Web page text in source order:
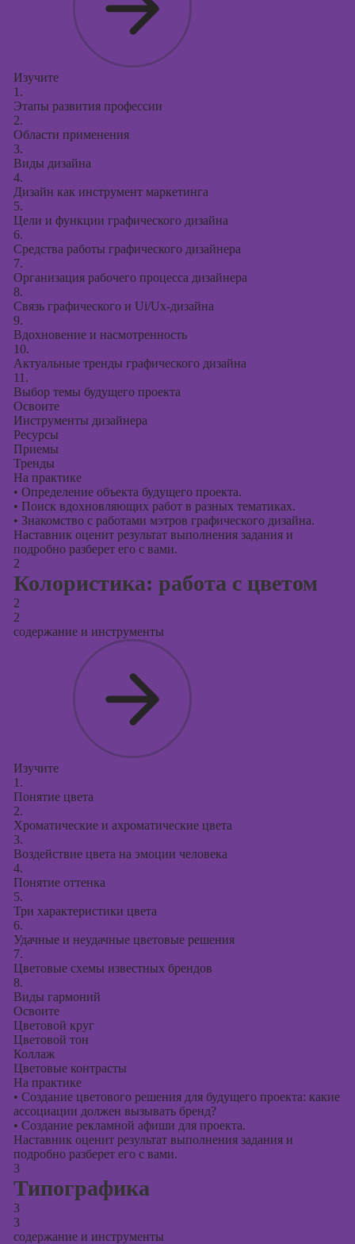
Изучите
1.
Этапы развития профессии
2.
Области применения
3.
Виды дизайна
4.
Дизайн как инструмент маркетинга
5.
Цели и функции графического дизайна
6.
Средства работы графического дизайнера
7.
Организация рабочего процесса дизайнера
8.
Связь графического и Ui/Ux-дизайна
9.
Вдохновение и насмотренность
10.
Актуальные тренды графического дизайна
11.
Выбор темы будущего проекта
Освоите
Инструменты дизайнера
Ресурсы
Приемы
Тренды
На практике
• Определение объекта будущего проекта.
• Поиск вдохновляющих работ в разных тематиках.
• Знакомство с работами мэтров графического дизайна.
Наставник оценит результат выполнения задания и
подробно разберет его с вами.
2
Колористика: работа с цветом
2
2
содержание и инструменты
Изучите
1.
Понятие цвета
2.
Хроматические и ахроматические цвета
3.
Воздействие цвета на эмоции человека
4.
Понятие оттенка
5.
Три характеристики цвета
6.
Удачные и неудачные цветовые решения
7.
Цветовые схемы известных брендов
8.
Виды гармоний
Освоите
Цветовой круг
Цветовой тон
Коллаж
Цветовые контрасты
На практике
• Создание цветового решения для будущего проекта: какие
ассоциации должен вызывать бренд?
• Создание рекламной афиши для проекта.
Наставник оценит результат выполнения задания и
подробно разберет его с вами.
3
Типографика
3
3
содержание и инструменты